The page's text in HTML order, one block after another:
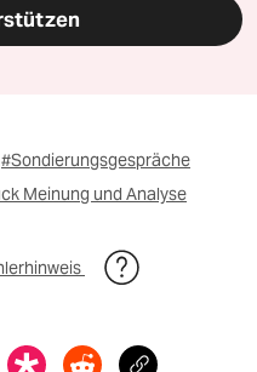
#Sondierungsgespräche
Meinung und Analyse